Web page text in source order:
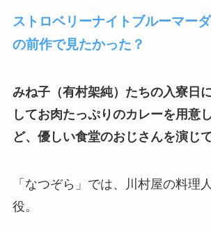
ストロベリーナイトブルーマー
の前作で見たかった？
みね子（有村架純）たちの入寮日
してお肉たっぷりのカレーを用意
ど、優しい食堂のおじさんを演じ
「なつぞら」では、川村屋の料理
役。